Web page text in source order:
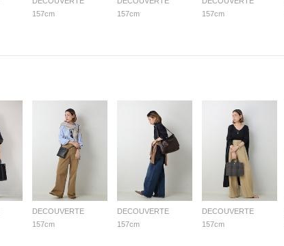
157cm
157cm
157cm
DECOUVERTE
157cm
DECOUVERTE
157cm
DECOUVERTE
157cm